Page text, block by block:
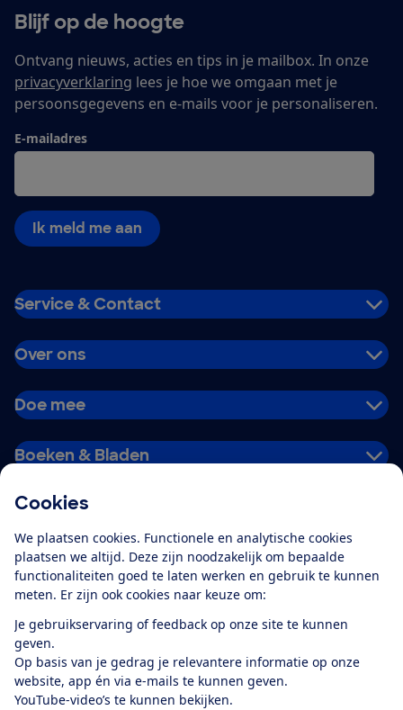
Cookies
We plaatsen cookies. Functionele en analytische cookies
plaatsen we altijd. Deze zijn noodzakelijk om bepaalde
functionaliteiten goed te laten werken en gebruik te kunnen
meten. Er zijn ook cookies naar keuze om:
Je gebruikservaring of feedback op onze site te kunnen
geven.
Op basis van je gedrag je relevantere informatie op onze
website, app én via e-mails te kunnen geven.
YouTube-video’s te kunnen bekijken.
Blijf op de hoogte
Ontvang nieuws, acties en tips in je mailbox. In onze
privacyverklaring lees je hoe we omgaan met je
persoonsgegevens en e-mails voor je personaliseren.
E-mailadres
Ik meld me aan
Service & Contact
Over ons
Doe mee
Boeken & Bladen
Alles over de
app
Algemene Voorwaarden
Privacyverklaring
Cookiebeleid
Privacyvoorkeuren